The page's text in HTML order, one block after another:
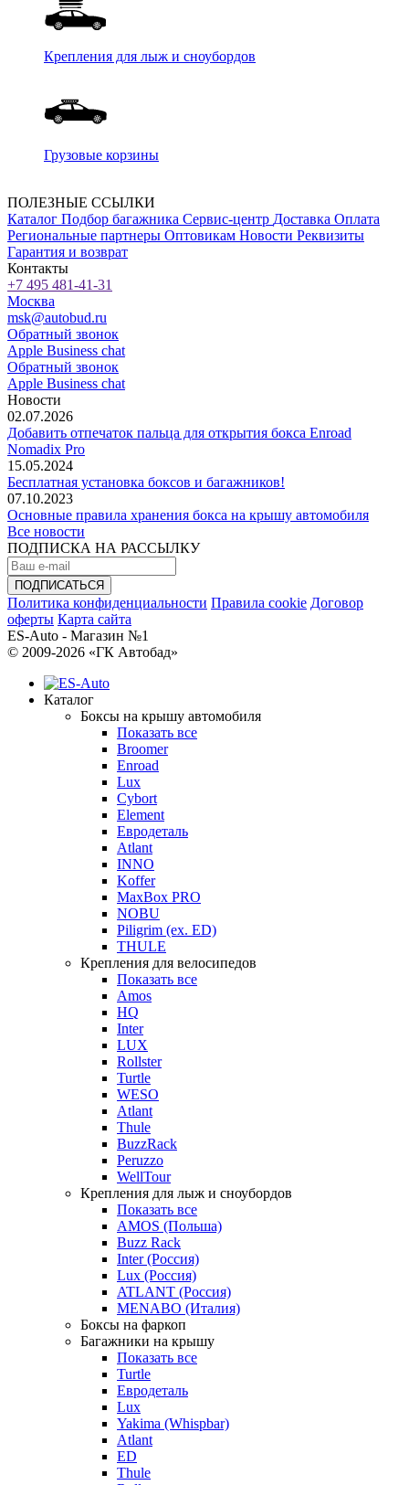
Крепления для лыж и сноубордов
Грузовые корзины
ПОЛЕЗНЫЕ ССЫЛКИ
Каталог Подбор багажника Сервис-центр Доставка Оплата
Региональные партнеры Оптовикам Новости Реквизиты
Гарантия и возврат
Контакты
+7 495 481-41-31
Москва
msk@autobud.ru
Обратный звонок
Apple Business chat
Обратный звонок
Apple Business chat
Новости
02.07.2026
Добавить отпечаток пальца для открытия бокса Enroad
Nomadix Pro
15.05.2024
Бесплатная установка боксов и багажников!
07.10.2023
Основные правила хранения бокса на крышу автомобиля
Все новости
ПОДПИСКА НА РАССЫЛКУ
Политика конфиденциальности Правила cookie Договор
оферты Карта сайта
ES-Auto - Магазин №1
© 2009-2026 «ГК Автобад»
Каталог
Боксы на крышу автомобиля
Показать все
Broomer
Enroad
Lux
Cybort
Element
Евродеталь
Atlant
INNO
Koffer
MaxBox PRO
NOBU
Piligrim (ex. ED)
THULE
Крепления для велосипедов
Показать все
Amos
HQ
Inter
LUX
Rollster
Turtle
WESO
Atlant
Thule
BuzzRack
Peruzzo
WellTour
Крепления для лыж и сноубордов
Показать все
AMOS (Польша)
Buzz Rack
Inter (Россия)
Lux (Россия)
ATLANT (Россия)
MENABO (Италия)
Боксы на фаркоп
Багажники на крышу
Показать все
Turtle
Евродеталь
Lux
Yakima (Whispbar)
Atlant
ED
Thule